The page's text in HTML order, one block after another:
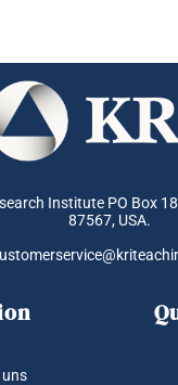
Institute PO Box
87567, USA.